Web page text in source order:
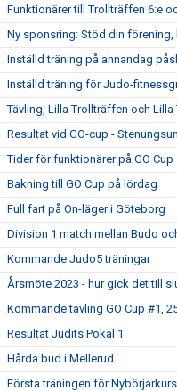
Funktionärer till Trollträffen 6:e
Ny sponsring: Stöd din
Inställd träning på annandag
Inställd träning för Judo-
Tävling, Lilla Trollträffen och
Resultat vid GO-cup -
Tider för funktionärer på GO Cup
Bakning till GO Cup på lördag
Full fart på On-läger i Göteborg
Division 1 match mellan Budo
Kommande Judo5 träningar
Årsmöte 2023 - hur gick det till
Kommande tävling GO Cup #1,
Resultat Judits Pokal 1
Hårda bud i Mellerud
Första träningen för